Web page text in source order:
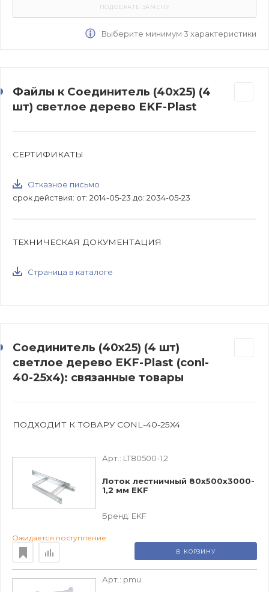
Выберите минимум 3 характеристики
Файлы к Соединитель (40х25) (4
шт) светлое дерево EKF-Plast
СЕРТИФИКАТЫ
Отказное письмо
срок действия: от: 2014-05-23 до: 2034-05-23
ТЕХНИЧЕСКАЯ ДОКУМЕНТАЦИЯ
Страница в каталоге
Соединитель (40х25) (4 шт)
светлое дерево EKF-Plast (conl-
40-25x4): связанные товары
ПОДХОДИТ К ТОВАРУ CONL-40-25X4
Арт.: LT80500-1,2
Лоток лестничный 80х500х3000-
1,2 мм EKF
Бренд: EKF
Ожидается поступление
В КОРЗИНУ
Арт.: pmu